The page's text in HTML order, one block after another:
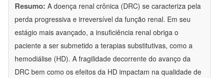
Resumo: A doença renal crônica (DRC) se caracteriza pela
perda progressiva e irreversível da função renal. Em seu
estágio mais avançado, a insuficiência renal obriga o
paciente a ser submetido a terapias substitutivas, como a
hemodiálise (HD). A fragilidade decorrente do avanço da
DRC bem como os efeitos da HD impactam na qualidade de